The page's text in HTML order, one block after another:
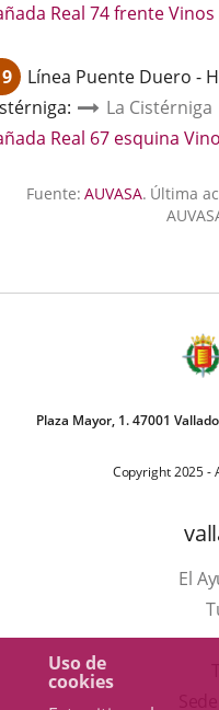
Uso de
cookies
Real 74 frente
Línea Puente Duero -
:
La Cistérniga
Real 67 esquina
Fuente: AUVASA. Última
Plaza Mayor, 1. 47001
Copyright 2025 -
El